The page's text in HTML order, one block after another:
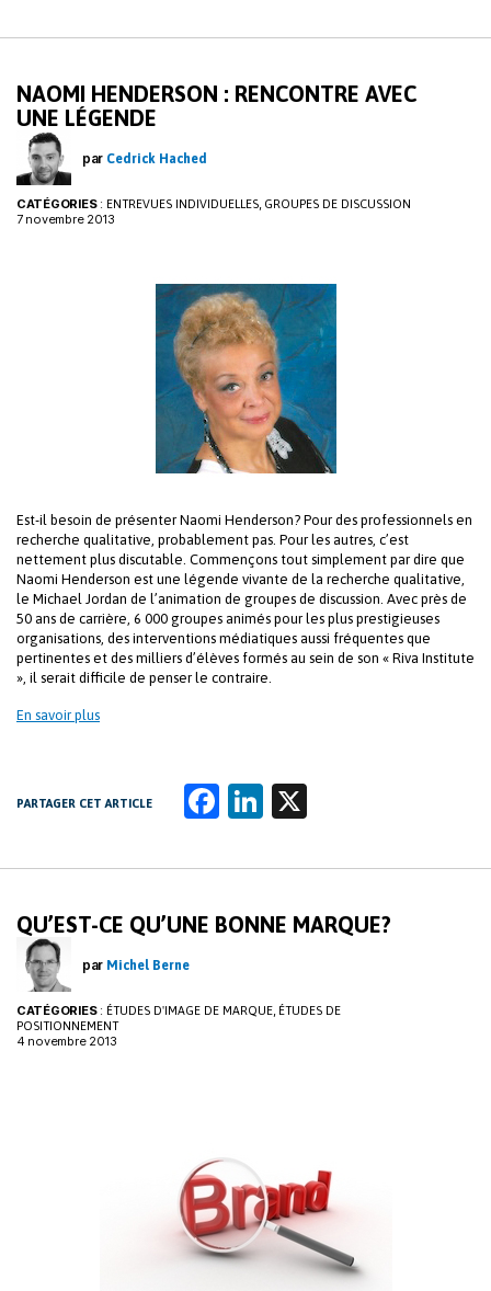
b
o
o
k
e
dI
NAOMI HENDERSON : RENCONTRE AVEC
UNE LÉGENDE
par Cedrick Hached
CATÉGORIES: ENTREVUES INDIVIDUELLES, GROUPES DE DISCUSSION
7 novembre 2013
Est-il besoin de présenter Naomi Henderson? Pour des professionnels en
recherche qualitative, probablement pas. Pour les autres, c’est
nettement plus discutable. Commençons tout simplement par dire que
Naomi Henderson est une légende vivante de la recherche qualitative,
le Michael Jordan de l’animation de groupes de discussion. Avec près de
50 ans de carrière, 6 000 groupes animés pour les plus prestigieuses
organisations, des interventions médiatiques aussi fréquentes que
pertinentes et des milliers d’élèves formés au sein de son « Riva Institute
», il serait difficile de penser le contraire.
En savoir plus
PARTAGER CET ARTICLE
Fa
b
o
o
Li
k
e
dI
QU’EST-CE QU’UNE BONNE MARQUE?
par Michel Berne
CATÉGORIES: ÉTUDES D'IMAGE DE MARQUE, ÉTUDES DE
POSITIONNEMENT
4 novembre 2013